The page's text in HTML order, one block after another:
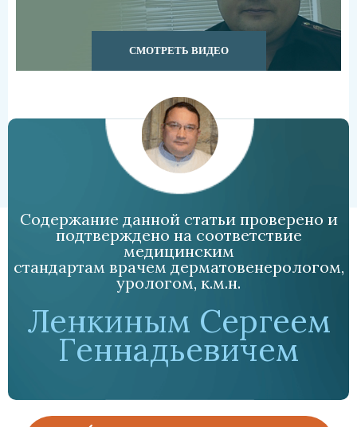
СМОТРЕТЬ ВИДЕО
Содержание данной статьи проверено и
подтверждено на соответствие
медицинским
стандартам врачем дерматовенерологом,
урологом, к.м.н.
Ленкиным Сергеем
Геннадьевичем